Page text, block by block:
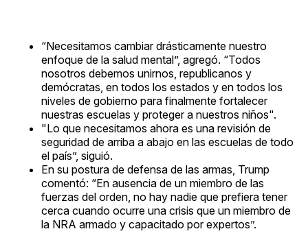
“Necesitamos cambiar drásticamente nuestro
enfoque de la salud mental”, agregó. “Todos
nosotros debemos unirnos, republicanos y
demócratas, en todos los estados y en todos los
niveles de gobierno para finalmente fortalecer
nuestras escuelas y proteger a nuestros niños".
"Lo que necesitamos ahora es una revisión de
seguridad de arriba a abajo en las escuelas de todo
el país”, siguió.
En su postura de defensa de las armas, Trump
comentó: “En ausencia de un miembro de las
fuerzas del orden, no hay nadie que prefiera tener
cerca cuando ocurre una crisis que un miembro de
la NRA armado y capacitado por expertos”.